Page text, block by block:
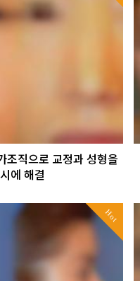
조직으로 교정과 성형을
에 해결
Hot